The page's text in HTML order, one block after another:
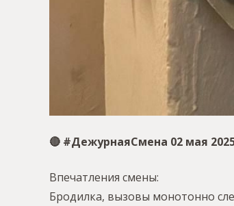
🔴 #ДежурнаяСмена 02 мая
Впечатления смены:
Бродилка, вызовы монотонно